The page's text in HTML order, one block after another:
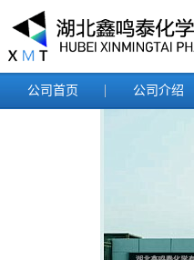
公司首页 公司介绍